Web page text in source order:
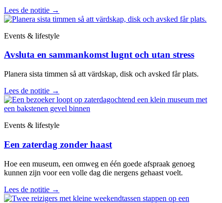
Lees de notitie →
Events & lifestyle
Avsluta en sammankomst lugnt och utan stress
Planera sista timmen så att värdskap, disk och avsked får plats.
Lees de notitie →
Events & lifestyle
Een zaterdag zonder haast
Hoe een museum, een omweg en één goede afspraak genoeg
kunnen zijn voor een volle dag die nergens gehaast voelt.
Lees de notitie →